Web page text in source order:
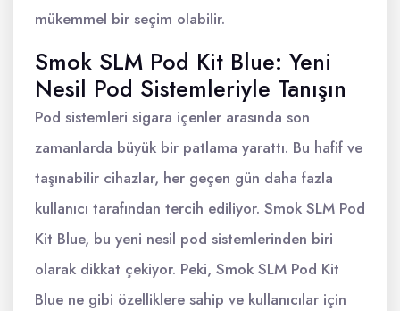
mükemmel bir seçim olabilir.
Smok SLM Pod Kit Blue: Yeni
Nesil Pod Sistemleriyle Tanışın
Pod sistemleri sigara içenler arasında son
zamanlarda büyük bir patlama yarattı. Bu hafif ve
taşınabilir cihazlar, her geçen gün daha fazla
kullanıcı tarafından tercih ediliyor. Smok SLM Pod
Kit Blue, bu yeni nesil pod sistemlerinden biri
olarak dikkat çekiyor. Peki, Smok SLM Pod Kit
Blue ne gibi özelliklere sahip ve kullanıcılar için